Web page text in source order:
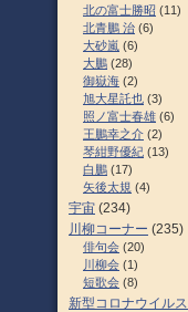
北の富士勝昭 (11)
北青鵬 治 (6)
大砂嵐 (6)
大鵬 (28)
御嶽海 (2)
旭大星託也 (3)
照ノ富士春雄 (6)
王鵬幸之介 (2)
琴紺野優紀 (13)
白鵬 (17)
矢後太規 (4)
宇宙 (234)
川柳コーナー (235)
俳句会 (20)
川柳会 (1)
短歌会 (8)
新型コロナウイルス